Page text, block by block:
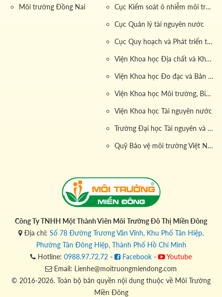
được trang bị đầy đủ các thiết bị an toàn, đảm bảo an
toàn cho cả nhân viên và môi trường sống xung quanh.
Quy trình vận chuyển được giám sát chặt chẽ từ đầu
2.2 Lợi ích kinh tế và môi trường
vận chuyển nước thải khối lượng
không chỉ giúp giảm thiểu chi phí vận hành của
: Với giá dịch vụ cạnh tranh (trọn gói
630,000/m3, phục vụ tối thiểu 3 m3), khách hàng có thể
tối ưu hóa nguồn lực tài chính để đầu tư cho các hoạt
động sản xuất, kinh doanh khác.
Bảo vệ môi trường: Việc xử lý và vận chuyển nước
thải đúng quy trình giúp giảm thiểu ô nhiễm, góp phần
bảo vệ nguồn nước và sức khỏe cộng đồng.
công ty vận chuyển nước thải khối lượng lớnchuyên
nghiệp sẽ tạo niềm tin với khách hàng và đối tác kinh
Môi trường Đồng Nai Cục Kiểm soát ô nhiễm môi trường
Cục Quản lý tài nguyên nước
Cục Quy hoạch và Phát triển tài nguyên đất
Viện Khoa học Địa chất và Khoáng sản
Viện Khoa học Đo đạc và Bản đồ
Viện Khoa học Môi trường, Biển và Hải đảo
Viện Khoa học Tài nguyên nước
Trường Đại học Tài nguyên và Môi trường
Quỹ Bảo vệ môi trường Việt Nam
Công Ty TNHH Một Thành Viên Môi Trường Đô Thị Miền Đông
Địa chỉ: Số 78 Đường Trương Văn Vĩnh, Khu Phố Tân Hiệp,
Phường Tân Đông Hiệp, Thành Phố Hồ Chí Minh
Hotline: 0988.97.72.72 - Facebook -
Youtube
Email: Lienhe@moitruongmiendong.com
© 2016-2026. Toàn bộ bản quyền nội dung thuộc về Môi Trường
Miền Đông